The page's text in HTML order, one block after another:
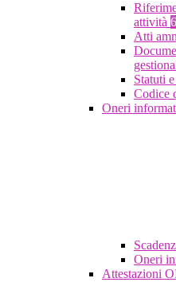
attività 6
Atti
Statuti
Codice
Oneri
Oneri
Attestazioni